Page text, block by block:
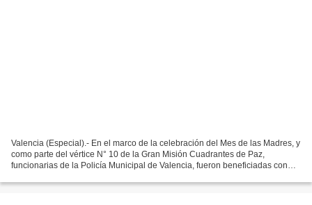
Valencia (Especial).- En el marco de la celebración del Mes de las Madres, y
como parte del vértice N° 10 de la Gran Misión Cuadrantes de Paz,
funcionarias de la Policía Municipal de Valencia, fueron beneficiadas con